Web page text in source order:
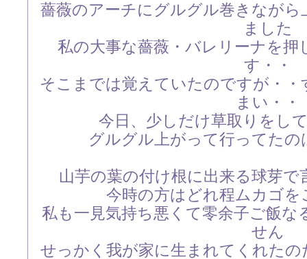
薔薇のアーチにグルグル巻きなが
ました
私の大事な薔薇・バレリーナを
す・・
そこまでは覚えていたのですが・
まい・・
今日、少しだけ草取りをし
グルグル上がって行ってた
山芋の葉の付け根に出来る球芽
今時の方はどれ程ムカゴを
私も一見気持ち悪くて零余子ご飯
せん
せっかく我が家に生まれてくれた